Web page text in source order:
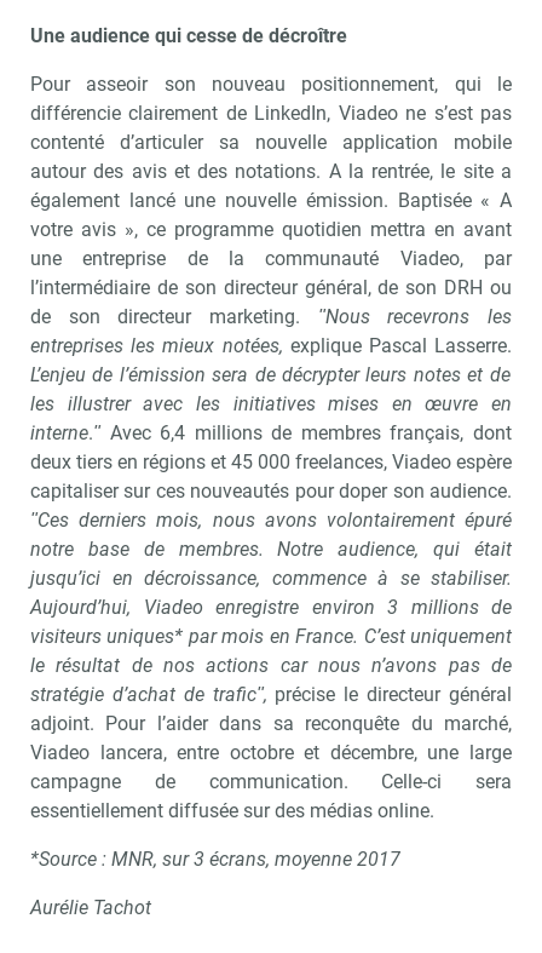
Une audience qui cesse de décroître
Pour asseoir son nouveau positionnement, qui le
différencie clairement de LinkedIn, Viadeo ne s’est pas
contenté d’articuler sa nouvelle application mobile
autour des avis et des notations. A la rentrée, le site a
également lancé une nouvelle émission. Baptisée « A
votre avis », ce programme quotidien mettra en avant
une entreprise de la communauté Viadeo, par
l’intermédiaire de son directeur général, de son DRH ou
de son directeur marketing. ʺNous recevrons les
entreprises les mieux notées, explique Pascal Lasserre.
L’enjeu de l’émission sera de décrypter leurs notes et de
les illustrer avec les initiatives mises en œuvre en
interne.ʺAvec 6,4 millions de membres français, dont
deux tiers en régions et 45 000 freelances, Viadeo espère
capitaliser sur ces nouveautés pour doper son audience.
ʺCes derniers mois, nous avons volontairement épuré
notre base de membres. Notre audience, qui était
jusqu’ici en décroissance, commence à se stabiliser.
Aujourd’hui, Viadeo enregistre environ 3 millions de
visiteurs uniques* par mois en France. C’est uniquement
le résultat de nos actions car nous n’avons pas de
stratégie d’achat de traficʺ, précise le directeur général
adjoint. Pour l’aider dans sa reconquête du marché,
Viadeo lancera, entre octobre et décembre, une large
campagne de communication. Celle-ci sera
essentiellement diffusée sur des médias online.
*Source : MNR, sur 3 écrans, moyenne 2017
Aurélie Tachot